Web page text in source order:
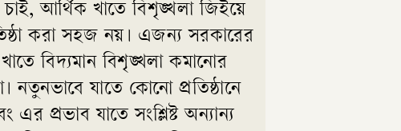
চাই, আর্থিক খাতে বিশৃঙ্খলা জিইয়ে
করা সহজ নয়। এজন্য সরকারের
বিদ্যমান বিশৃঙ্খলা কমানোর
নতুনভাবে যাতে কোনো প্রতিষ্ঠানে
এর প্রভাব যাতে সংশ্লিষ্ট অন্যান্য